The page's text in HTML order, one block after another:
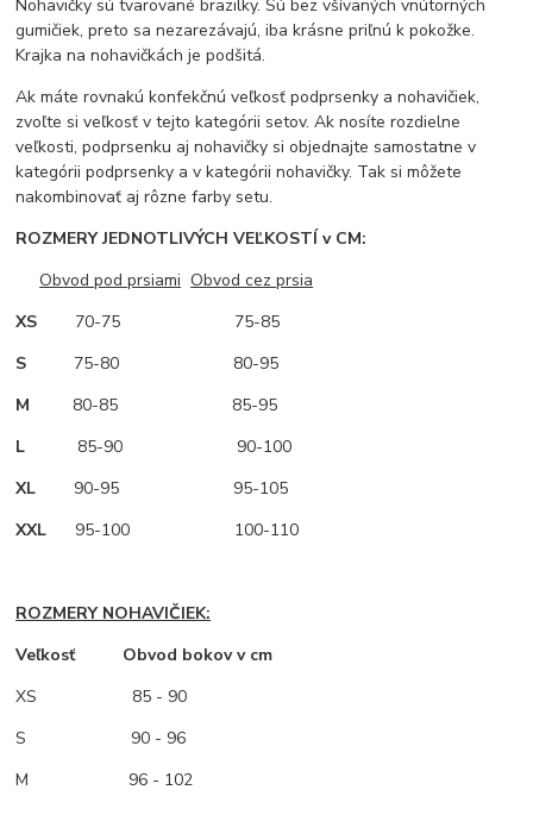
Nohavičky sú tvarované brazilky. Sú bez všívaných vnútorných
gumičiek, preto sa nezarezávajú, iba krásne priľnú k pokožke.
Krajka na nohavičkách je podšitá.
Ak máte rovnakú konfekčnú veľkosť podprsenky a nohavičiek,
zvoľte si veľkosť v tejto kategórii setov. Ak nosíte rozdielne
veľkosti, podprsenku aj nohavičky si objednajte samostatne v
kategórii podprsenky a v kategórii nohavičky. Tak si môžete
nakombinovať aj rôzne farby setu.
ROZMERY JEDNOTLIVÝCH VEĽKOSTÍ v CM:
Obvod pod prsiami Obvod cez prsia
XS 70-75 75-85
S 75-80 80-95
M 80-85 85-95
L 85-90 90-100
XL 90-95 95-105
XXL 95-100 100-110
ROZMERY NOHAVIČIEK:
Veľkosť Obvod bokov v cm
XS
85 - 90
S 90 - 96
M
96 - 102